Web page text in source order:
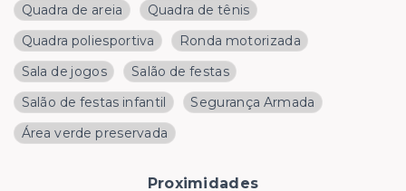
Quadra de areia
Quadra de tênis
Quadra poliesportiva
Ronda motorizada
Sala de jogos
Salão de festas
Salão de festas infantil
Segurança Armada
Área verde preservada
Proximidades